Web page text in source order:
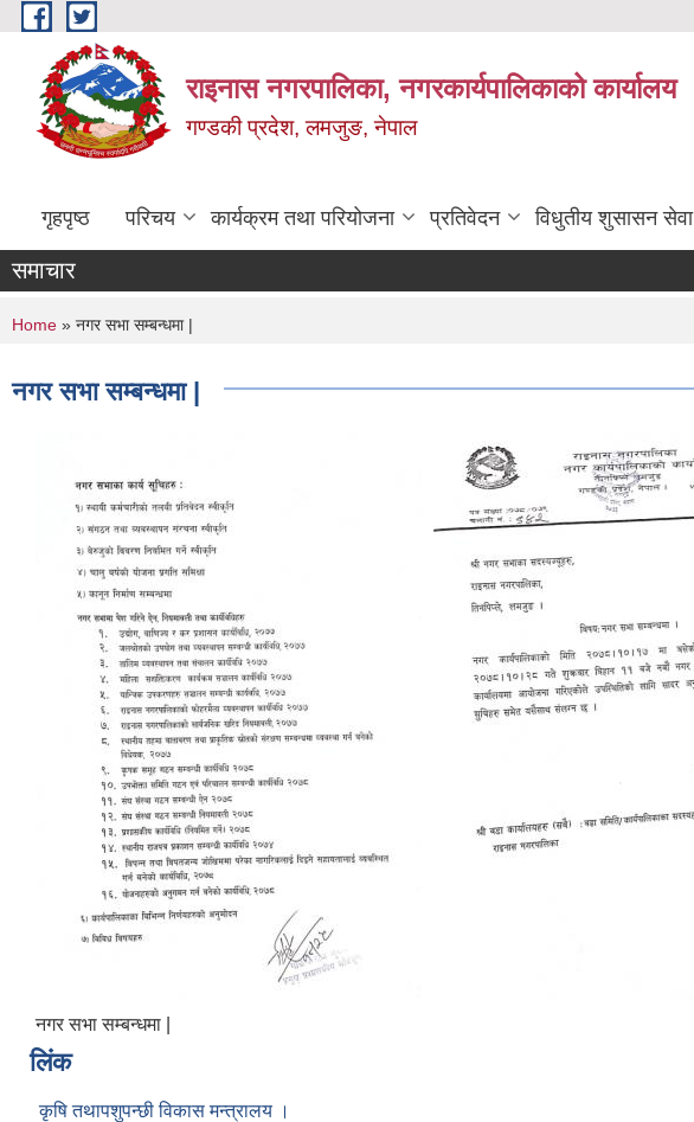
Skip to main content
राइनास नगरपालिका, नगरकार्यपालिकाको कार्यालय
गण्डकी प्रदेश, लमजुङ, नेपाल
गृहपृष्ठ परिचय कार्यक्रम तथा परियोजना प्रतिवेदन विधुतीय शुसासन सेवा
समाचार
You are here
Home » नगर सभा सम्बन्धमा |
नगर सभा सम्बन्धमा |
नगर सभा सम्बन्धमा |
लिंक
कृषि तथापशुपन्छी विकास मन्त्रालय ।